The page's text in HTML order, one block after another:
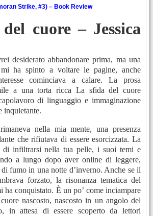
Strike, #3) – Book Review
cuore – Jessica
desiderato abbandonare prima, ma una
mi ha spinto a voltare le pagine, anche
cominciava a calare. La prosa
a una torta ricca La sfida del cuore
di linguaggio e immaginazione
inquietante.
nella mia mente, una presenza
che rifiutava di essere esorcizzata. La
di infiltrarsi nella tua pelle, i suoi temi e
a lungo dopo aver online di leggere,
fumo in una notte d’inverno. Anche se il
forzato, la risonanza tematica del
ha conquistato. È un po’ come inciampare
nascosto, nascosto in un angolo del
in attesa di essere scoperto da lettori